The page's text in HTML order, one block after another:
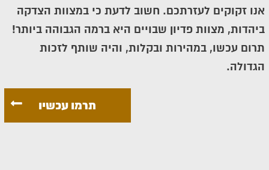
אנו זקוקים לעזרתכם. חשוב לדעת כי במצוות הצדקה
ביהדות, מצוות פדיון שבויים היא ברמה הגבוהה ביותר!
תרום עכשו, במהירות ובקלות, והיה שותף לזכות
הגדולה.
תרמו עכשיו